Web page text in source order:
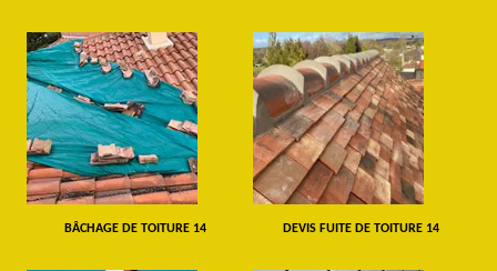
BÂCHAGE DE TOITURE 14 DEVIS FUITE DE TOITURE 14